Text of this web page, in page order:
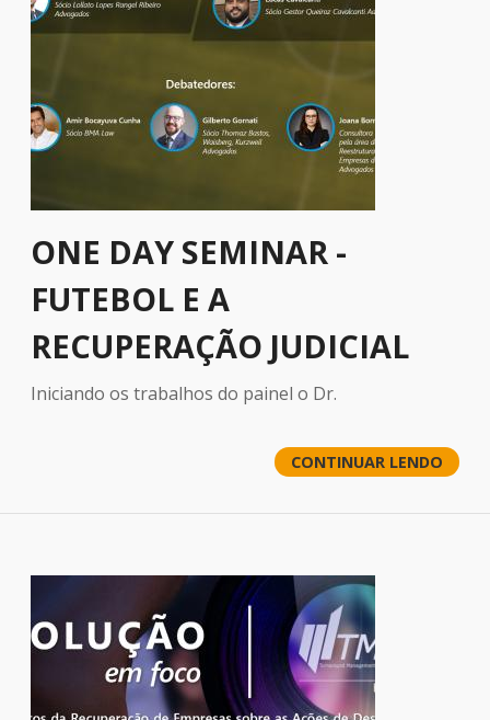
ONE DAY SEMINAR -
FUTEBOL E A
RECUPERAÇÃO JUDICIAL
Iniciando os trabalhos do painel o Dr.
CONTINUAR LENDO